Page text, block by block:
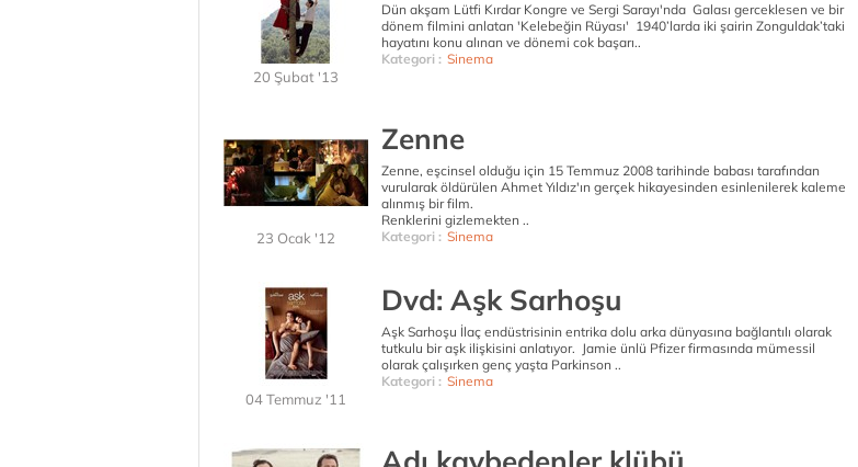
20 Şubat '13
Dün akşam Lütfi Kırdar Kongre ve Sergi Sarayı'nda Galası gerceklesen ve bir
dönem filmini anlatan 'Kelebeğin Rüyası' 1940’larda iki şairin Zonguldak’taki
hayatını konu alınan ve dönemi cok başarı..
Kategori : Sinema
23 Ocak '12
Zenne
Zenne, eşcinsel olduğu için 15 Temmuz 2008 tarihinde babası tarafından
vurularak öldürülen Ahmet Yıldız'ın gerçek hikayesinden esinlenilerek kaleme
alınmış bir film.
Renklerini gizlemekten ..
Kategori : Sinema
04 Temmuz '11
Dvd: Aşk Sarhoşu
Aşk Sarhoşu İlaç endüstrisinin entrika dolu arka dünyasına bağlantılı olarak
tutkulu bir aşk ilişkisini anlatıyor. Jamie ünlü Pfizer firmasında mümessil
olarak çalışırken genç yaşta Parkinson ..
Kategori : Sinema